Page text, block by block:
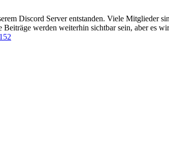
Discord Server entstanden. Viele Mitglieder
werden weiterhin sichtbar sein, aber es